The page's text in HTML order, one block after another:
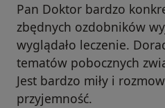
Pan Doktor bardzo
zbędnych ozdobników
wyglądało leczenie.
tematów pobocznych
Jest bardzo miły i
przyjemność.